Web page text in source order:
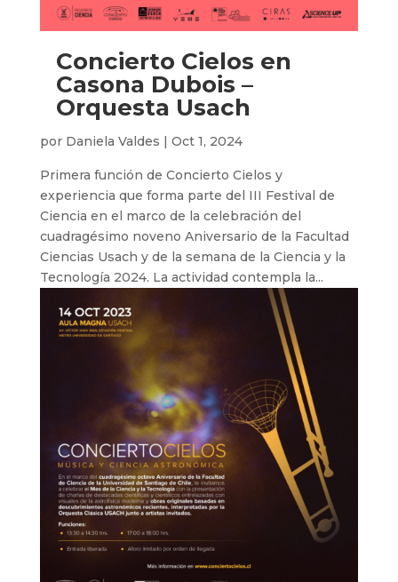
Concierto Cielos en
Casona Dubois –
Orquesta Usach
por Daniela Valdes | Oct 1, 2024
Primera función de Concierto Cielos y
experiencia que forma parte del III Festival de
Ciencia en el marco de la celebración del
cuadragésimo noveno Aniversario de la Facultad
Ciencias Usach y de la semana de la Ciencia y la
Tecnología 2024. La actividad contempla la...